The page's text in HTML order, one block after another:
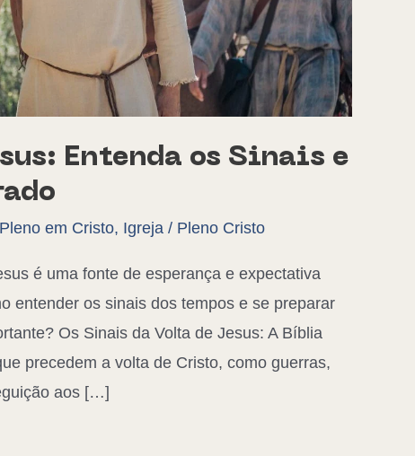
Entenda os Sinais e
em Cristo, Igreja / Pleno Cristo
é uma fonte de esperança e expectativa
entender os sinais dos tempos e se preparar
Os Sinais da Volta de Jesus: A Bíblia
precedem a volta de Cristo, como guerras,
aos […]